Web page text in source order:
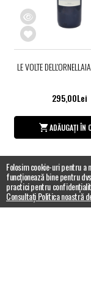
LE VOLTE
295,00Lei
ADĂUGAȚI ÎN
Folosim cookie-uri pentru a
funcționează bine pentru
practici pentru
Consultați Politica noastră